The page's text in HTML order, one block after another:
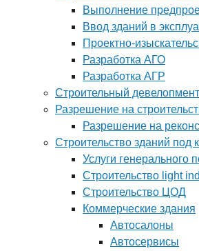
Выполнение
Ввод зданий в
Проектно-
Разработка АГО
Разработка АГР
Строительный девелопмент
Разрешение на
Разрешение на
Строительство зданий под
Услуги генерального
Строительство light
Строительство ЦОД
Коммерческие здания
Автосалоны
Автосервисы